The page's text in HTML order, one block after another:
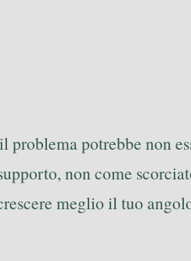
problema potrebbe non
non come
meglio il tuo